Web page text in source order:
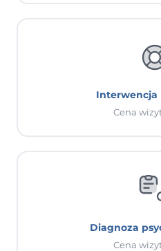
Interwencja
Cena
Diagnoza
Cena